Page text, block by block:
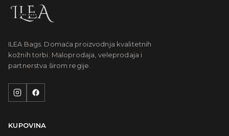
ILEA Bags. Domaća proizvodnja kvalitetnih
kožnih torbi. Maloprodaja, veleprodaja i
partnerstva širom regije.
KUPOVINA